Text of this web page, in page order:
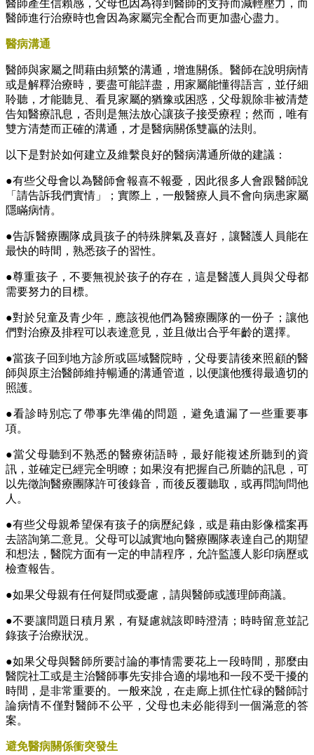
醫師產生信賴感，父母也因為得到醫師的支持而減輕壓力，而
醫師進行治療時也會因為家屬完全配合而更加盡心盡力。
醫病溝通
醫師與家屬之間藉由頻繁的溝通，增進關係。醫師在說明病情
或是解釋治療時，要盡可能詳盡，用家屬能懂得語言，並仔細
聆聽，才能聽見、看見家屬的猶豫或困惑，父母親除非被清楚
告知醫療訊息，否則是無法放心讓孩子接受療程；然而，唯有
雙方清楚而正確的溝通，才是醫病關係雙贏的法則。
以下是對於如何建立及維繫良好的醫病溝通所做的建議：
●有些父母會以為醫師會報喜不報憂，因此很多人會跟醫師說
「請告訴我們實情」；實際上，一般醫療人員不會向病患家屬
隱瞞病情。
●告訴醫療團隊成員孩子的特殊脾氣及喜好，讓醫護人員能在
最快的時間，熟悉孩子的習性。
●尊重孩子，不要無視於孩子的存在，這是醫護人員與父母都
需要努力的目標。
●對於兒童及青少年，應該視他們為醫療團隊的一份子；讓他
們對治療及排程可以表達意見，並且做出合乎年齡的選擇。
●當孩子回到地方診所或區域醫院時，父母要請後來照顧的醫
師與原主治醫師維持暢通的溝通管道，以便讓他獲得最適切的
照護。
●看診時別忘了帶事先準備的問題，避免遺漏了一些重要事
項。
●當父母聽到不熟悉的醫療術語時，最好能複述所聽到的資
訊，並確定已經完全明瞭；如果沒有把握自己所聽的訊息，可
以先徵詢醫療團隊許可後錄音，而後反覆聽取，或再問詢問他
人。
●有些父母親希望保有孩子的病歷紀錄，或是藉由影像檔案再
去諮詢第二意見。父母可以誠實地向醫療團隊表達自己的期望
和想法，醫院方面有一定的申請程序，允許監護人影印病歷或
檢查報告。
●如果父母親有任何疑問或憂慮，請與醫師或護理師商議。
●不要讓問題日積月累，有疑慮就該即時澄清；時時留意並記
錄孩子治療狀況。
●如果父母與醫師所要討論的事情需要花上一段時間，那麼由
醫院社工或是主治醫師事先安排合適的場地和一段不受干擾的
時間，是非常重要的。一般來說，在走廊上抓住忙碌的醫師討
論病情不僅對醫師不公平，父母也未必能得到一個滿意的答
案。
避免醫病關係衝突發生